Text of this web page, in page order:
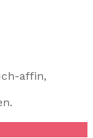
affin,